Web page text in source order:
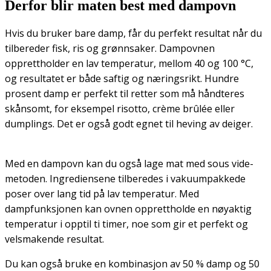
Derfor blir maten best med dampovn
Hvis du bruker bare damp, får du perfekt resultat når du
tilbereder fisk, ris og grønnsaker. Dampovnen
opprettholder en lav temperatur, mellom 40 og 100 °C,
og resultatet er både saftig og næringsrikt. Hundre
prosent damp er perfekt til retter som må håndteres
skånsomt, for eksempel risotto, crème brûlée eller
dumplings. Det er også godt egnet til heving av deiger.
Med en dampovn kan du også lage mat med sous vide-
metoden. Ingrediensene tilberedes i vakuumpakkede
poser over lang tid på lav temperatur. Med
dampfunksjonen kan ovnen opprettholde en nøyaktig
temperatur i opptil ti timer, noe som gir et perfekt og
velsmakende resultat.
Du kan også bruke en kombinasjon av 50 % damp og 50